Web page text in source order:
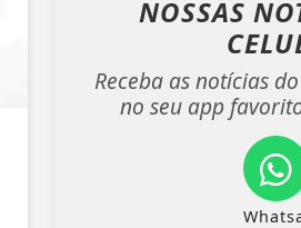
NOSSAS
Receba as notícias
no seu app